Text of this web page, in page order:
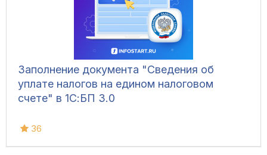
Заполнение документа "Сведения об
уплате налогов на едином налоговом
счете" в 1С:БП 3.0
36